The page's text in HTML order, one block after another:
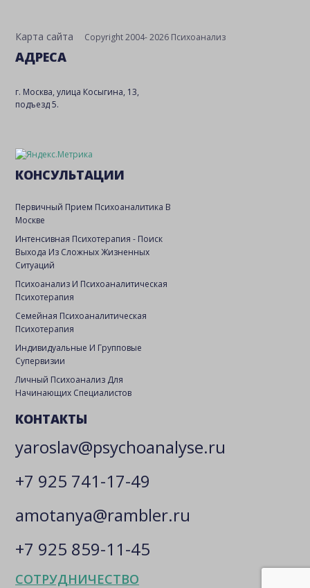
Карта сайта Copyright 2004- 2026 Психоанализ
АДРЕСА
г. Москва, улица Косыгина, 13,
подъезд 5.
КОНСУЛЬТАЦИИ
Первичный Прием Психоаналитика В
Москве
Интенсивная Психотерапия - Поиск
Выхода Из Сложных Жизненных
Ситуаций
Психоанализ И Психоаналитическая
Психотерапия
Семейная Психоаналитическая
Психотерапия
Индивидуальные И Групповые
Супервизии
Личный Психоанализ Для
Начинающих Специалистов
КОНТАКТЫ
yaroslav@psychoanalyse.ru
+7 925 741-17-49
amotanya@rambler.ru
+7 925 859-11-45
СОТРУДНИЧЕСТВО